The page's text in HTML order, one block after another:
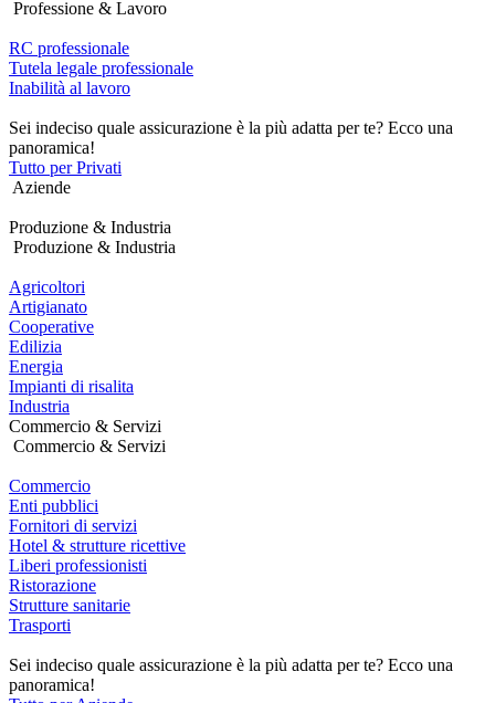
Professione & Lavoro
RC professionale
Tutela legale professionale
Inabilità al lavoro
Sei indeciso quale assicurazione è la più adatta per te? Ecco una
panoramica!
Tutto per Privati
Aziende
Produzione & Industria
Produzione & Industria
Agricoltori
Artigianato
Cooperative
Edilizia
Energia
Impianti di risalita
Industria
Commercio & Servizi
Commercio & Servizi
Commercio
Enti pubblici
Fornitori di servizi
Hotel & strutture ricettive
Liberi professionisti
Ristorazione
Strutture sanitarie
Trasporti
Sei indeciso quale assicurazione è la più adatta per te? Ecco una
panoramica!